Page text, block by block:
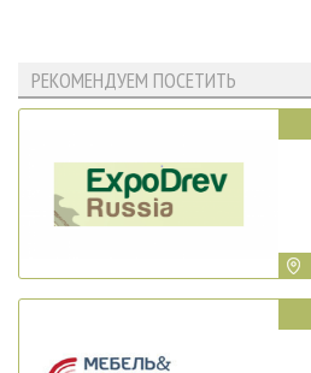
РЕКОМЕНДУЕМ ПОСЕТИТЬ